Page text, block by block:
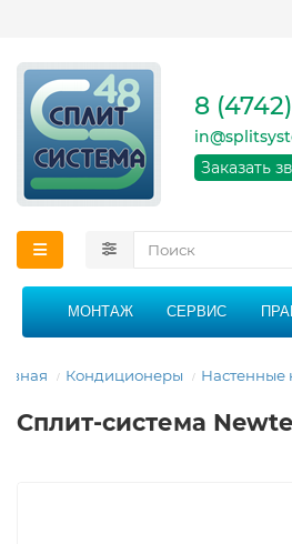
кондиционеров в
области
График работы:
21:00 без
8
Заказать
МОНТАЖ СЕРВИС
Кондиционеры Настенные
Сплит-система